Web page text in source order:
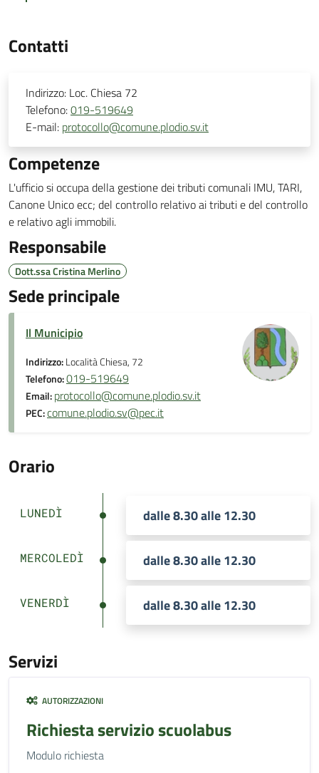
Contatti
Indirizzo: Loc. Chiesa 72
Telefono:019-519649
E-mail: protocollo@comune.plodio.sv.it
Competenze
L'ufficio si occupa della gestione dei tributi comunali IMU, TARI,
Canone Unico ecc; del controllo relativo ai tributi e del controllo
e relativo agli immobili.
Responsabile
Dott.ssa Cristina Merlino
Sede principale
Il Municipio
Indirizzo:Località Chiesa, 72
Telefono:019-519649
Email:protocollo@comune.plodio.sv.it
PEC:comune.plodio.sv@pec.it
Orario
LUNEDÌ dalle 8.30 alle 12.30
MERCOLEDÌ dalle 8.30 alle 12.30
VENERDÌ dalle 8.30 alle 12.30
Servizi
AUTORIZZAZIONI
Richiesta servizio scuolabus
Modulo richiesta